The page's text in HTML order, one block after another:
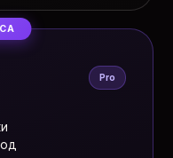
Pro